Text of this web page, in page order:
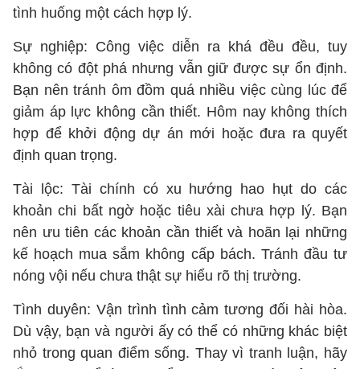
tình huống một cách hợp lý.
Sự nghiệp: Công việc diễn ra khá đều đều, tuy
không có đột phá nhưng vẫn giữ được sự ổn định.
Bạn nên tránh ôm đồm quá nhiều việc cùng lúc để
giảm áp lực không cần thiết. Hôm nay không thích
hợp để khởi động dự án mới hoặc đưa ra quyết
định quan trọng.
Tài lộc: Tài chính có xu hướng hao hụt do các
khoản chi bất ngờ hoặc tiêu xài chưa hợp lý. Bạn
nên ưu tiên các khoản cần thiết và hoãn lại những
kế hoạch mua sắm không cấp bách. Tránh đầu tư
nóng vội nếu chưa thật sự hiểu rõ thị trường.
Tình duyên: Vận trình tình cảm tương đối hài hòa.
Dù vậy, bạn và người ấy có thể có những khác biệt
nhỏ trong quan điểm sống. Thay vì tranh luận, hãy